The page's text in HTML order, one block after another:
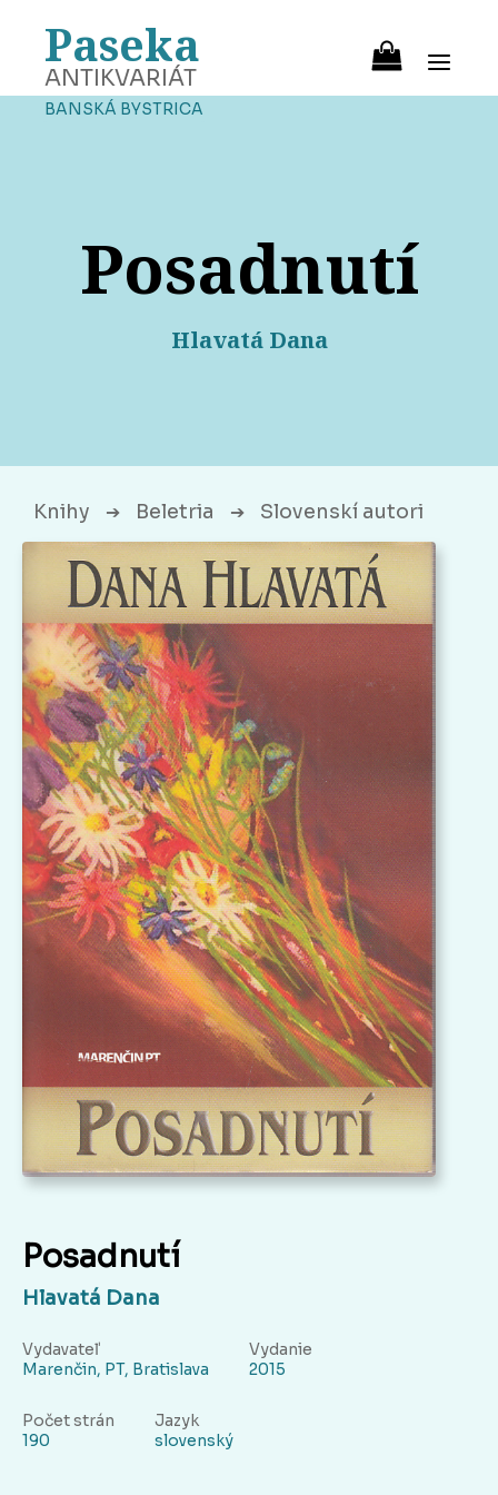
Paseka
ANTIKVARIÁT
BANSKÁ BYSTRICA
Posadnutí
Hlavatá Dana
Knihy ➔ Beletria ➔ Slovenskí autori
Posadnutí
Hlavatá Dana
Vydavateľ
Marenčin, PT, Bratislava
Vydanie
2015
Počet strán
190
Jazyk
slovenský